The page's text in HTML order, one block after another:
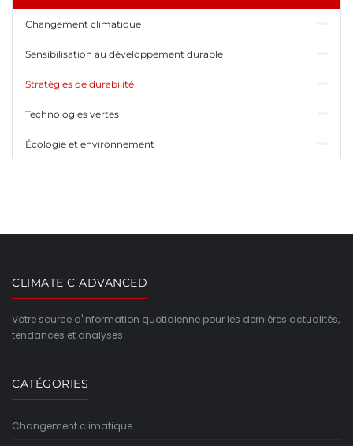
Changement climatique
Sensibilisation au développement durable
Stratégies de durabilité
Technologies vertes
Écologie et environnement
CLIMATE C ADVANCED
Votre source d'information quotidienne pour les dernières actualités,
tendances et analyses.
CATÉGORIES
Changement climatique